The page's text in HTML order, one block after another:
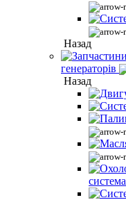
Назад
генераторів
Назад
система